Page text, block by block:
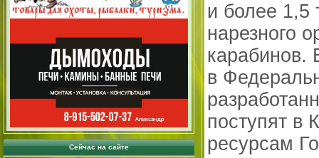
Сейчас на сайте
и более 1,5
нарезного
карабинов.
в
поступят в
ресурсам